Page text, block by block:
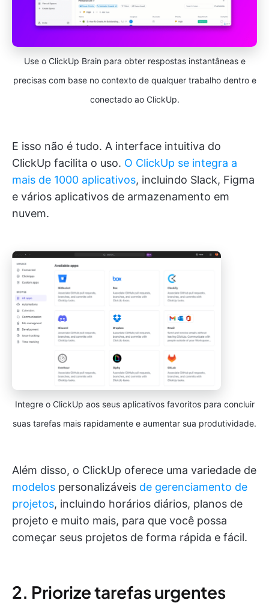
Use o ClickUp Brain para obter respostas instantâneas e
precisas com base no contexto de qualquer trabalho dentro e
conectado ao ClickUp.
E isso não é tudo. A interface intuitiva do
ClickUp facilita o uso. O ClickUp se integra a
mais de 1000 aplicativos, incluindo Slack, Figma
e vários aplicativos de armazenamento em
nuvem.
Integre o ClickUp aos seus aplicativos favoritos para concluir
suas tarefas mais rapidamente e aumentar sua produtividade.
Além disso, o ClickUp oferece uma variedade de
modelos personalizáveis de gerenciamento de
projetos, incluindo horários diários, planos de
projeto e muito mais, para que você possa
começar seus projetos de forma rápida e fácil.
2. Priorize tarefas urgentes